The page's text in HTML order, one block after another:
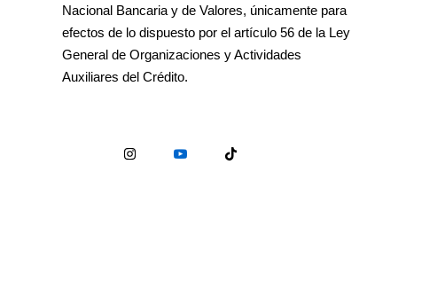
Nacional Bancaria y de Valores, únicamente para
efectos de lo dispuesto por el artículo 56 de la Ley
General de Organizaciones y Actividades
Auxiliares del Crédito.